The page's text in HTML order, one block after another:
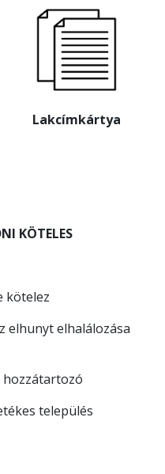
Lakcímkártya
KÖTELES
kötelez
elhunyt elhalálozása
település